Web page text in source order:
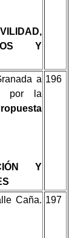
Y
a
por la
Y
196
Caña. 197